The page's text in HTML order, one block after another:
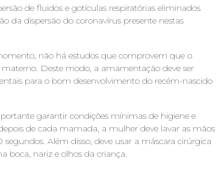
de fluidos e gotículas respiratórias eliminados
da dispersão do coronavírus presente nestas
não há estudos que comprovem que o
Deste modo, a amamentação deve ser
para o bom desenvolvimento do recém-nascido
garantir condições mínimas de higiene e
de cada mamada, a mulher deve lavar as mãos
Além disso, deve usar a máscara cirúrgica
boca, nariz e olhos da criança.